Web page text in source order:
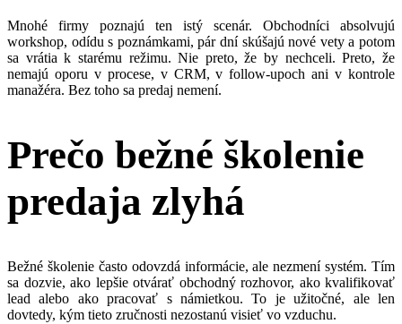
Mnohé firmy poznajú ten istý scenár. Obchodníci absolvujú
workshop, odídu s poznámkami, pár dní skúšajú nové vety a potom
sa vrátia k starému režimu. Nie preto, že by nechceli. Preto, že
nemajú oporu v procese, v CRM, v follow-upoch ani v kontrole
manažéra. Bez toho sa predaj nemení.
Prečo bežné školenie
predaja zlyhá
Bežné školenie často odovzdá informácie, ale nezmení systém. Tím
sa dozvie, ako lepšie otvárať obchodný rozhovor, ako kvalifikovať
lead alebo ako pracovať s námietkou. To je užitočné, ale len
dovtedy, kým tieto zručnosti nezostanú visieť vo vzduchu.